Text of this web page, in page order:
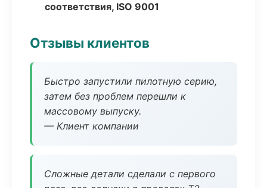
соответствия, ISO 9001
Отзывы клиентов
Быстро запустили пилотную серию,
затем без проблем перешли к
массовому выпуску.
— Клиент компании
Сложные детали сделали с первого